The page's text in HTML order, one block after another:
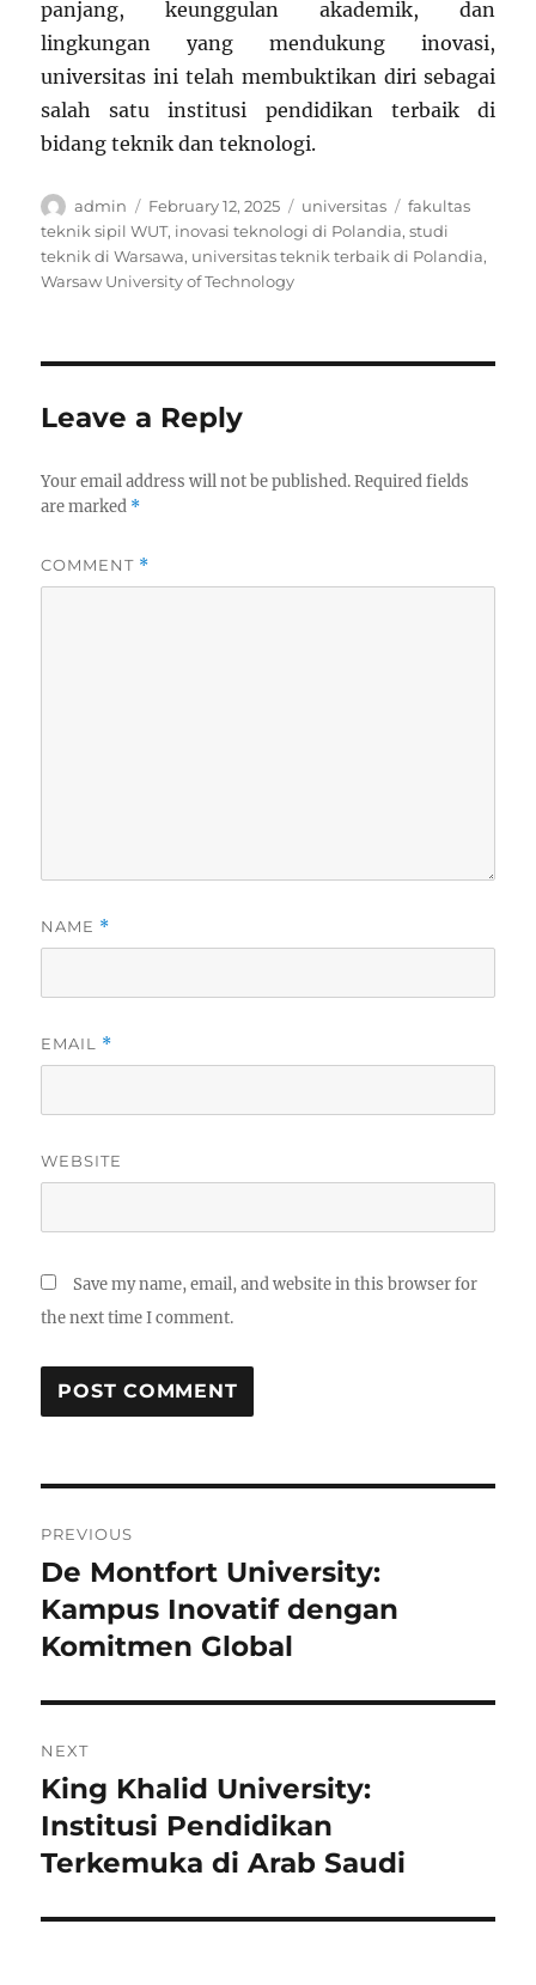
panjang, keunggulan akademik, dan
lingkungan yang mendukung inovasi,
universitas ini telah membuktikan diri sebagai
salah satu institusi pendidikan terbaik di
bidang teknik dan teknologi.
Author
admin
Posted
on
February 12, 2025 Categories
universitas Tags
fakultas
teknik sipil WUT, inovasi teknologi di Polandia,studi
teknik di Warsawa, universitas teknik terbaik di Polandia,
Warsaw University of Technology
Leave a Reply
Your email address will not be published. Required fields
are marked *
COMMENT *
NAME *
EMAIL *
WEBSITE
Save my name, email, and website in this browser for
the next time I comment.
navigation
PREVIOUS
Previous
post:
De Montfort University:
Kampus Inovatif dengan
Komitmen Global
NEXT
Next
post:
King Khalid University:
Institusi Pendidikan
Terkemuka di Arab Saudi